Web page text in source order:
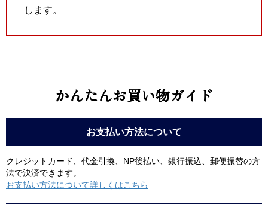
します。
かんたんお買い物ガイド
お支払い方法について
クレジットカード、代金引換、NP後払い、銀行振込、郵便振替の方
法で決済できます。
お支払い方法について詳しくはこちら